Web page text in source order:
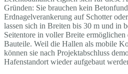
Gründen: Sie brauchen kein
Erdnagelverankerung auf Schotter
lassen sich in Breiten bis 30 m und in
Seitentore in voller Breite
Bauteile. Weil die Hallen als mobile
können sie nach Projektabschluss
Hafenstandort wieder aufgebaut